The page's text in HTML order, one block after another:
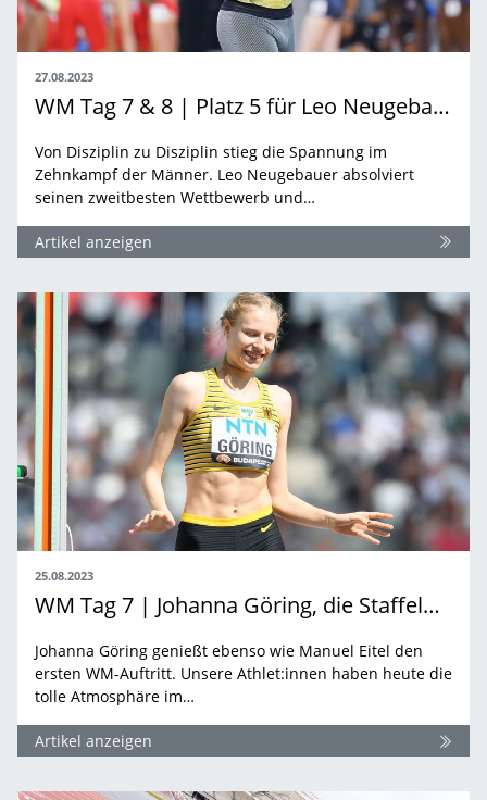
27.08.2023
WM Tag 7 & 8 | Platz 5 für Leo Neugebauer, Platz 11 für Manuel Eitel - so verlief der Zehnkampf
Von Disziplin zu Disziplin stieg die Spannung im
Zehnkampf der Männer. Leo Neugebauer absolviert
seinen zweitbesten Wettbewerb und…
Artikel anzeigen
25.08.2023
WM Tag 7 | Johanna Göring, die Staffeln und die Zehnkämpfer
Johanna Göring genießt ebenso wie Manuel Eitel den
ersten WM-Auftritt. Unsere Athlet:innen haben heute die
tolle Atmosphäre im…
Artikel anzeigen